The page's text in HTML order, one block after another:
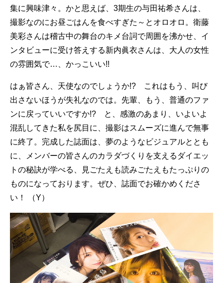
集に興味津々。かと思えば、3期生の与田祐希さんは、
撮影なのにお昼ごはんを食べすぎた～とオロオロ。衛藤
美彩さんは稽古中の舞台のキメ台詞で周囲を沸かせ、イ
ンタビューに受け答えする新内眞衣さんは、大人の女性
の雰囲気で…、かっこいい!!
はぁ皆さん、天使なのでしょうか!? これはもう、叫び
出さないほうが失礼なのでは。先輩、もう、普通のファ
ンに戻っていいですか!? と、感激のあまり、いよいよ
混乱してきた私を尻目に、撮影はスムーズに進んで無事
に終了。完成した誌面は、夢のようなビジュアルととも
に、メンバーの皆さんのカラダづくりを支えるダイエッ
トの秘訣が学べる、見ごたえも読みごたえもたっぷりの
ものになっております。ぜひ、誌面でお確かめくださ
い！ （Y）